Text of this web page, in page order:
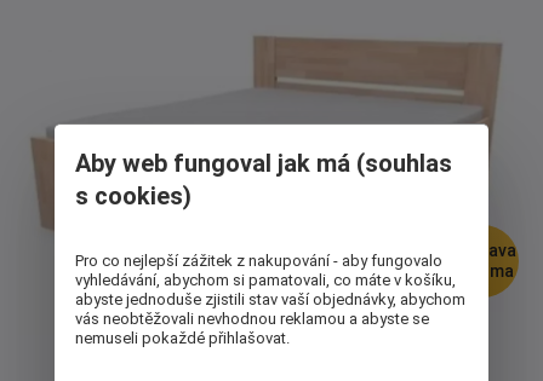
doprava
zdarma
Aby web fungoval jak má (souhlas
s cookies)
Pro co nejlepší zážitek z nakupování - aby fungovalo
vyhledávání, abychom si pamatovali, co máte v košíku,
abyste jednoduše zjistili stav vaší objednávky, abychom
vás neobtěžovali nevhodnou reklamou a abyste se
nemuseli pokaždé přihlašovat.